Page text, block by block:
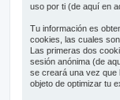
uso por ti (de aquí en
Tu información es
cookies, las cuales
Las primeras dos
sesión anónima (de
se creará una vez que
objeto de optimizar tu